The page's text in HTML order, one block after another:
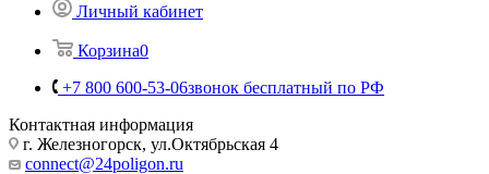
Личный кабинет
Корзина0
+7 800 600-53-06звонок бесплатный по РФ
Контактная информация
г. Железногорск, ул.Октябрьская 4
connect@24poligon.ru